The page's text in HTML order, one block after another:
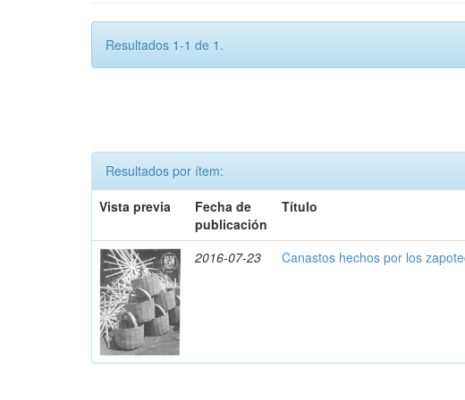
Resultados 1-1 de 1.
Resultados por ítem:
Vista previa
Fecha de
publicación
Título
2016-07-23 Canastos hechos por los